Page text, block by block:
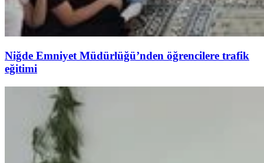
Niğde Emniyet Müdürlüğü’nden öğrencilere trafik
eğitimi